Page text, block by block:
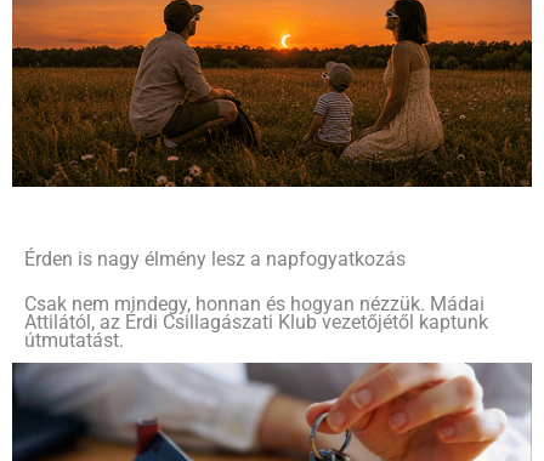
Érden is nagy élmény lesz a napfogyatkozás
Csak nem mindegy, honnan és hogyan nézzük. Mádai
Attilától, az Érdi Csillagászati Klub vezetőjétől kaptunk
útmutatást.